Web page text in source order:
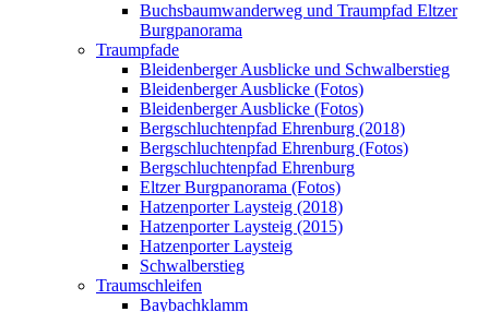
Buchsbaumwanderweg und Traumpfad Eltzer
Burgpanorama
Traumpfade
Bleidenberger Ausblicke und Schwalberstieg
Bleidenberger Ausblicke (Fotos)
Bleidenberger Ausblicke (Fotos)
Bergschluchtenpfad Ehrenburg (2018)
Bergschluchtenpfad Ehrenburg (Fotos)
Bergschluchtenpfad Ehrenburg
Eltzer Burgpanorama (Fotos)
Hatzenporter Laysteig (2018)
Hatzenporter Laysteig (2015)
Hatzenporter Laysteig
Schwalberstieg
Traumschleifen
Baybachklamm